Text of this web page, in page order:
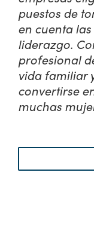
puestos de
en cuenta
liderazgo.
profesional
vida familiar
convertirse
muchas